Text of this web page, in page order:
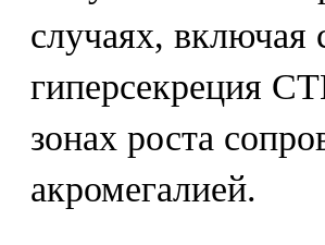
случаях, включая
гиперсекреция
зонах роста
акромегалией.